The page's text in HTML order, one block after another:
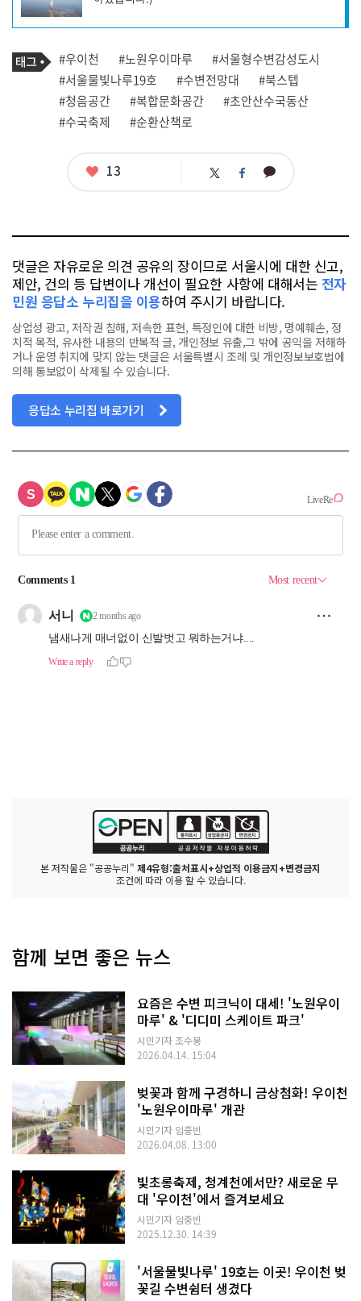
자
프
필 기
사
관
련
태
그
태
그
#우이천 #노원우이마루
#서울형수변감성도시
#서울물빛나루19호
#수변전망대
#북스텝
#청음공간
#복합문화공간
#초안산수국동산
#수국축제
#순환산책로
좋
13 트 페 카
댓글은 자유로운 의견 공유의 장이므로 서울시에 대한 신고,
제안, 건의 등 답변이나 개선이 필요한 사항에 대해서는 전자
민원 응답소 누리집을 이용하여 주시기 바랍니다.
상업성 광고, 저작권 침해, 저속한 표현, 특정인에 대한 비방, 명예훼손, 정
치적 목적, 유사한 내용의 반복적 글, 개인정보 유출,그 밖에 공익을 저해하
거나 운영 취지에 맞지 않는 댓글은 서울특별시 조례 및 개인정보보호법에
의해 통보없이 삭제될 수 있습니다.
응답소 누리집 바로가기
본 저작물은 "공공누리" 제4유형:출처표시+상업적 이용금지+변경금지
조건에 따라 이용 할 수 있습니다.
함께 보면 좋은 뉴스
요즘은 수변 피크닉이 대세! '노원우이
마루' & '디디미 스케이트 파크'
시민기자 조수봉
2026.04.14. 15:04
벚꽃과 함께 구경하니 금상첨화! 우이천
'노원우이마루' 개관
시민기자 임중빈
2026.04.08. 13:00
빛초롱축제, 청계천에서만? 새로운 무
대 '우이천'에서 즐겨보세요
시민기자 임중빈
2025.12.30. 14:39
'서울물빛나루' 19호는 이곳! 우이천 벚
꽃길 수변쉼터 생겼다